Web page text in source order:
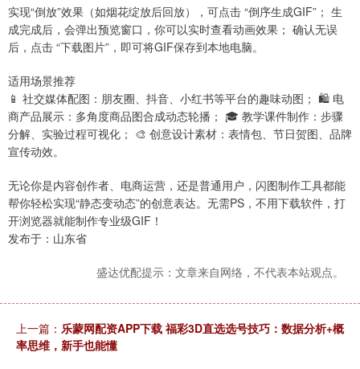
实现“倒放”效果（如烟花绽放后回放），可点击 “倒序生成GIF”； 生
成完成后，会弹出预览窗口，你可以实时查看动画效果； 确认无误
后，点击 “下载图片”，即可将GIF保存到本地电脑。
适用场景推荐
📱 社交媒体配图：朋友圈、抖音、小红书等平台的趣味动图； 🛍️ 电
商产品展示：多角度商品图合成动态轮播； 🎓 教学课件制作：步骤
分解、实验过程可视化； 🎨 创意设计素材：表情包、节日贺图、品牌
宣传动效。
无论你是内容创作者、电商运营，还是普通用户，闪图制作工具都能
帮你轻松实现“静态变动态”的创意表达。无需PS，不用下载软件，打
开浏览器就能制作专业级GIF！
发布于：山东省
盛达优配提示：文章来自网络，不代表本站观点。
上一篇： 乐蒙网配资APP下载 福彩3D直选选号技巧：数据分析+概
率思维，新手也能懂